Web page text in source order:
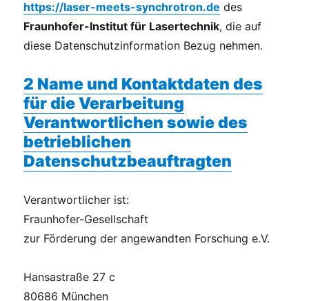
https://laser-meets-synchrotron.de des
Fraunhofer-Institut für Lasertechnik, die auf
diese Datenschutzinformation Bezug nehmen.
2 Name und Kontaktdaten des
für die Verarbeitung
Verantwortlichen sowie des
betrieblichen
Datenschutzbeauftragten
Verantwortlicher ist:
Fraunhofer-Gesellschaft
zur Förderung der angewandten Forschung e.V.
Hansastraße 27 c
80686 München